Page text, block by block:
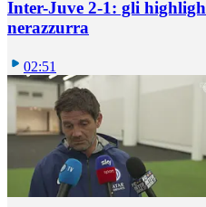
Inter-Juve 2-1: gli
nerazzurra
02:51